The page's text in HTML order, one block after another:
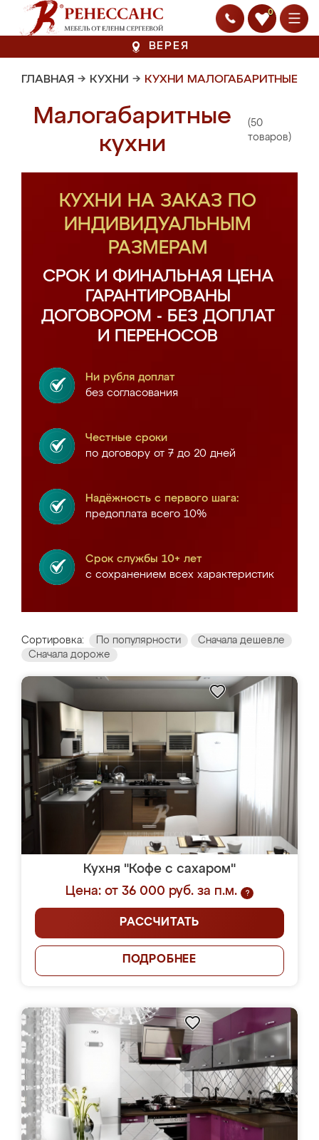
0
ВЕРЕЯ
ГЛАВНАЯ → КУХНИ → КУХНИ МАЛОГАБАРИТНЫЕ
Малогабаритные
кухни
(50
товаров)
КУХНИ НА ЗАКАЗ ПО
ИНДИВИДУАЛЬНЫМ
РАЗМЕРАМ
СРОК И ФИНАЛЬНАЯ ЦЕНА
ГАРАНТИРОВАНЫ
ДОГОВОРОМ - БЕЗ ДОПЛАТ
И ПЕРЕНОСОВ
Ни рубля доплат
без согласования
Честные сроки
по договору от 7 до 20 дней
Надёжность с первого шага:
предоплата всего 10%
Срок службы 10+ лет
с сохранением всех характеристик
Сортировка: По популярности
Сначала дешевле
Сначала дороже
Кухня "Кофе с сахаром"
Цена: от 36 000 руб. за п.м.
?
РАССЧИТАТЬ
ПОДРОБНЕЕ